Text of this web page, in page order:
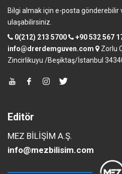
Bilgi almak için e-posta
ulaşabilirsiniz.
0(212) 213 5700
+90 532 567
info@drerdemguven.com
Zorlu
Zincirlikuyu /Beşiktaş/İstanbul
Editör
MEZ BİLİŞİM A.Ş.
info@mezbilisim.com